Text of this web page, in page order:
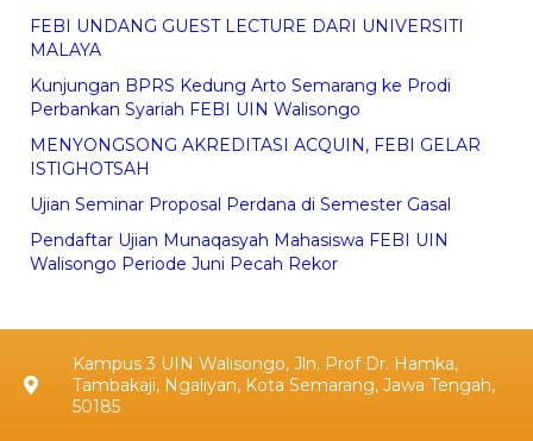
FEBI UNDANG GUEST LECTURE DARI UNIVERSITI
MALAYA
Kunjungan BPRS Kedung Arto Semarang ke Prodi
Perbankan Syariah FEBI UIN Walisongo
MENYONGSONG AKREDITASI ACQUIN, FEBI GELAR
ISTIGHOTSAH
Ujian Seminar Proposal Perdana di Semester Gasal
Pendaftar Ujian Munaqasyah Mahasiswa FEBI UIN
Walisongo Periode Juni Pecah Rekor
Kampus 3 UIN Walisongo, Jln. Prof Dr. Hamka,
Tambakaji, Ngaliyan, Kota Semarang, Jawa Tengah,
50185